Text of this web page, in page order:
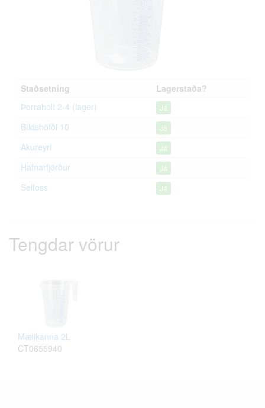
Staðsetning
Lagerstaða?
Þorraholt 2-4 (lager)
Já
Bíldshöfði 10 Já
Akureyri Já
Hafnarfjörður Já
Selfoss Já
Tengdar vörur
Mælikanna 2L
CT0655940